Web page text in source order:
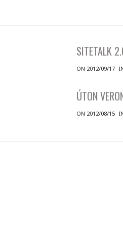
SITETALK
ON 2012/09/17
ÚTON
ON 2012/08/15